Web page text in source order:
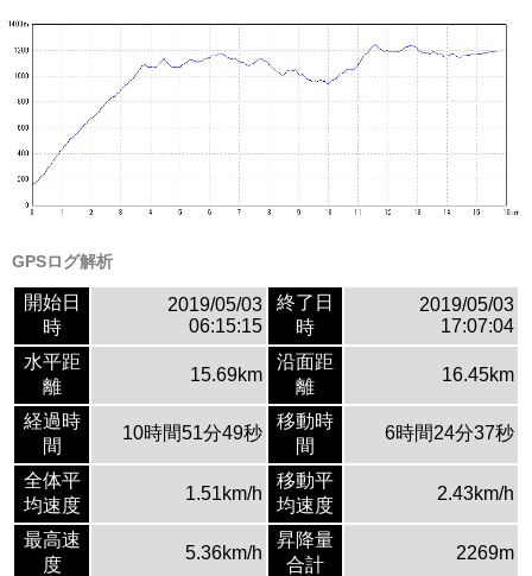
GPSログ解析
開始日
時
2019/05/03
06:15:15
終了日
時
2019/05/03
17:07:04
水平距
離
15.69km
沿面距
離
16.45km
経過時
間
10時間51分49秒
移動時
間
6時間24分37秒
全体平
均速度
1.51km/h
移動平
均速度
2.43km/h
最高速
度
5.36km/h
昇降量
合計
2269m